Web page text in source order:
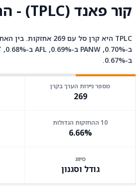
קור פאנד (TPLC) - החזקות
ב-0.67%.
מספר ניירות הערך בקרן
269
10 ההחזקות הגדולות
6.66%
סיווג
גודל וסגנון